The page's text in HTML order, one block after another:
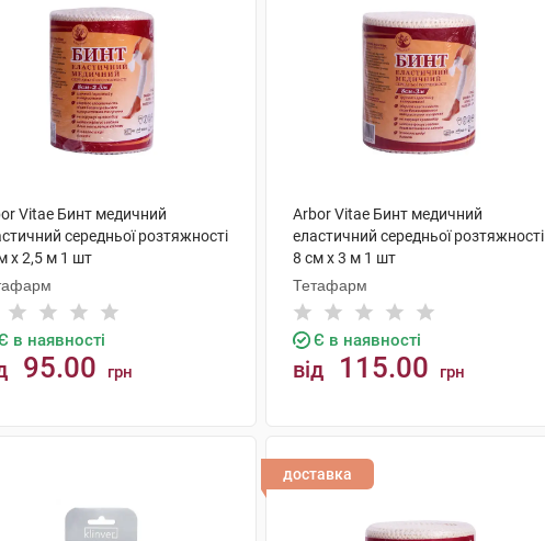
Vitae Бинт медичний
середньої розтяжності
х 2,5 м 1 шт
в наявності
95.00 грн
Arbor Vitae Бинт медичний
еластичний середньої розтяжності
8 см х 3 м 1 шт
Тетафарм
Є в наявності
від 115.00 грн
доставка